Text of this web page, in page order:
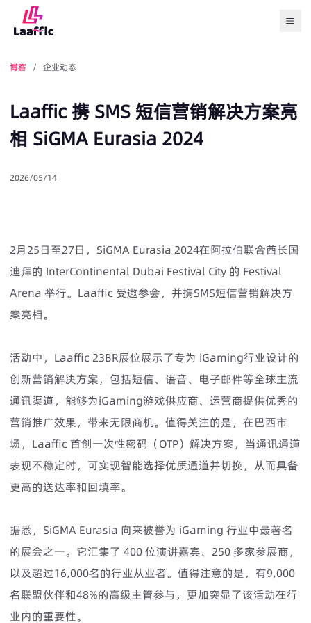
博客 / 企业动态
Laaffic 携 SMS 短信营销解决方案亮
相 SiGMA Eurasia 2024
2026/05/14
2月25日至27日，SiGMA Eurasia 2024在阿拉伯联合酋长国
迪拜的 InterContinental Dubai Festival City 的 Festival
Arena 举行。Laaffic 受邀参会，并携SMS短信营销解决方
案亮相。
活动中，Laaffic 23BR展位展示了专为 iGaming行业设计的
创新营销解决方案，包括短信、语音、电子邮件等全球主流
通讯渠道，能够为iGaming游戏供应商、运营商提供优秀的
营销推广效果，带来无限商机。值得关注的是，在巴西市
场，Laaffic 首创一次性密码（OTP）解决方案，当通讯通道
表现不稳定时，可实现智能选择优质通道并切换，从而具备
更高的送达率和回填率。
据悉，SiGMA Eurasia 向来被誉为 iGaming 行业中最著名
的展会之一。它汇集了 400 位演讲嘉宾、250 多家参展商，
以及超过16,000名的行业从业者。值得注意的是，有9,000
名联盟伙伴和48%的高级主管参与，更加突显了该活动在行
业内的重要性。